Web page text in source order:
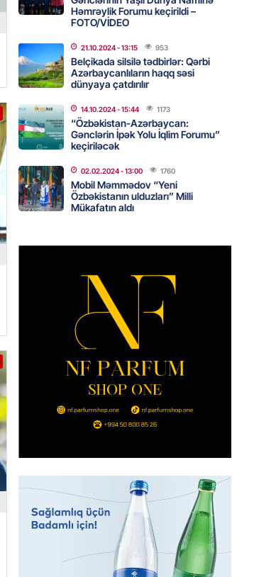
Azərbaycanda sabah 39 dərəcə isti
07.08.2026- 14:30
REKLAM
Birbank Biznes-dən mikro biznes
kreditinə 5%-dək endirim
07.08.2026- 14:28 108
HADISƏ
Sumqayıtda avtomobil qaçıran və
çimərlikdə mobil telefon oğurlayan
Kartdan karta istədiyiniz qədər
köçürmə edə bilərsiniz – VİDEO
- 14:00
Mişustin avtomobildə Paşinyana nə
07.08.2026 - 13:45
ilə bağlı SƏRƏNCAM
Prezidentdən Xəzər Fərhadov ilə bağlı
Həmrəylik Forumu keçirildi –
FOTO/VİDEO
21.10.2024- 13:15 953
Belçikada silsilə tədbirlər: Qərbi
Azərbaycanlıların haqq səsi
dünyaya çatdırılır
14.10.2024- 15:44 1173
“Özbəkistan-Azərbaycan:
Gənclərin İpək Yolu İqlim Forumu”
keçiriləcək
02.02.2024- 13:00 1760
Mobil Məmmədov “Yeni
Özbəkistanın ulduzları” Milli
Mükafatın aldı